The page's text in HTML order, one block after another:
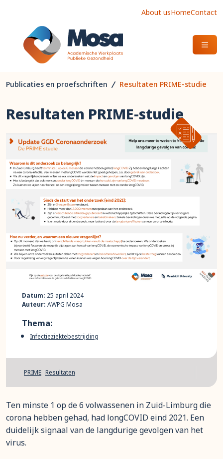
About usHomeContact
OPEN
Publicaties en proefschriften Resultaten PRIME-studie
Resultaten PRIME-studie
Ten minste 1 op de 6 volwassenen in Zuid-Limburg die
corona hebben gehad, had longCOVID eind 2021. Een
duidelijk signaal van de langdurige gevolgen van het
virus.
Datum: 25 april 2024
Auteur: AWPG Mosa
Thema:
Infectieziektebestrijding
PRIME Resultaten